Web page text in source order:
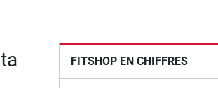
FITSHOP EN CHIFFRES